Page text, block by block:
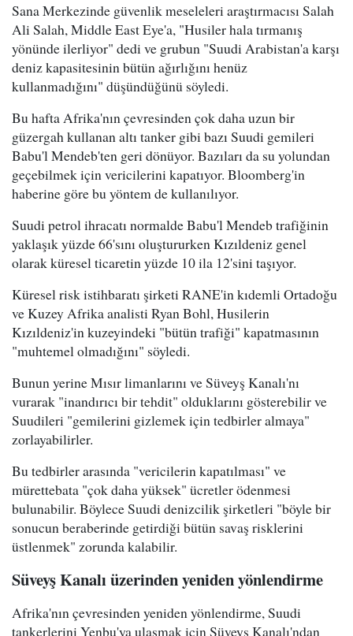
Sana Merkezinde güvenlik meseleleri araştırmacısı Salah
Ali Salah, Middle East Eye'a, "Husiler hala tırmanış
yönünde ilerliyor" dedi ve grubun "Suudi Arabistan'a karşı
deniz kapasitesinin bütün ağırlığını henüz
kullanmadığını" düşündüğünü söyledi.
Bu hafta Afrika'nın çevresinden çok daha uzun bir
güzergah kullanan altı tanker gibi bazı Suudi gemileri
Babu'l Mendeb'ten geri dönüyor. Bazıları da su yolundan
geçebilmek için vericilerini kapatıyor. Bloomberg'in
haberine göre bu yöntem de kullanılıyor.
Suudi petrol ihracatı normalde Babu'l Mendeb trafiğinin
yaklaşık yüzde 66'sını oluştururken Kızıldeniz genel
olarak küresel ticaretin yüzde 10 ila 12'sini taşıyor.
Küresel risk istihbaratı şirketi RANE'in kıdemli Ortadoğu
ve Kuzey Afrika analisti Ryan Bohl, Husilerin
Kızıldeniz'in kuzeyindeki "bütün trafiği" kapatmasının
"muhtemel olmadığını" söyledi.
Bunun yerine Mısır limanlarını ve Süveyş Kanalı'nı
vurarak "inandırıcı bir tehdit" olduklarını gösterebilir ve
Suudileri "gemilerini gizlemek için tedbirler almaya"
zorlayabilirler.
Bu tedbirler arasında "vericilerin kapatılması" ve
mürettebata "çok daha yüksek" ücretler ödenmesi
bulunabilir. Böylece Suudi denizcilik şirketleri "böyle bir
sonucun beraberinde getirdiği bütün savaş risklerini
üstlenmek" zorunda kalabilir.
Süveyş Kanalı üzerinden yeniden yönlendirme
Afrika'nın çevresinden yeniden yönlendirme, Suudi
tankerlerini Yenbu'ya ulaşmak için Süveyş Kanalı'ndan